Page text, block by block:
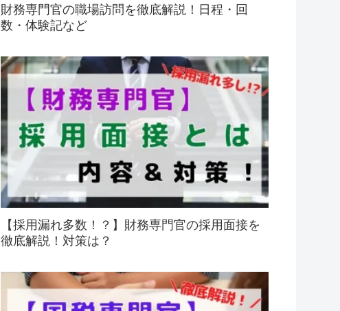
財務専門官の職場訪問を徹底解説！日程・回
数・体験記など
【採用漏れ多数！？】財務専門官の採用面接を
徹底解説！対策は？